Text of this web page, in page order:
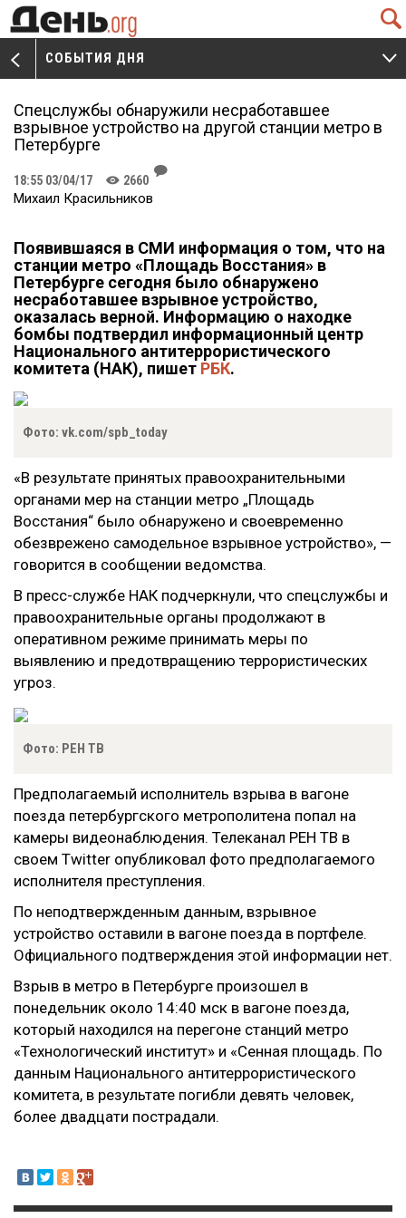
Q
V
СОБЫТИЯ ДНЯ
W
Спецслужбы обнаружили несработавшее
взрывное устройство на другой станции метро в
Петербурге
18:55 03/04/17 K 2660
J
Михаил Красильников
Появившаяся в СМИ информация о том, что на
станции метро «Площадь Восстания» в
Петербурге сегодня было обнаружено
несработавшее взрывное устройство,
оказалась верной. Информацию о находке
бомбы подтвердил информационный центр
Национального антитеррористического
комитета (НАК), пишет РБК.
Фото: vk.com/spb_today
«В результате принятых правоохранительными
органами мер на станции метро „Площадь
Восстания“ было обнаружено и своевременно
обезврежено самодельное взрывное устройство», —
говорится в сообщении ведомства.
В пресс-службе НАК подчеркнули, что спецслужбы и
правоохранительные органы продолжают в
оперативном режиме принимать меры по
выявлению и предотвращению террористических
угроз.
Фото: РЕН ТВ
Предполагаемый исполнитель взрыва в вагоне
поезда петербургского метрополитена попал на
камеры видеонаблюдения.​ Телеканал РЕН ТВ в
своем Twitter опубликовал фото предполагаемого
исполнителя преступления.
По неподтвержденным данным, взрывное
устройство оставили в вагоне поезда в портфеле.
Официального подтверждения этой информации нет.
Взрыв в метро в Петербурге произошел в
понедельник около 14:40 мск в вагоне поезда,
который находился на перегоне станций метро
«Технологический институт» и «Сенная площадь. По
данным Национального антитеррористического
комитета, в результате погибли девять человек,
более двадцати пострадали.